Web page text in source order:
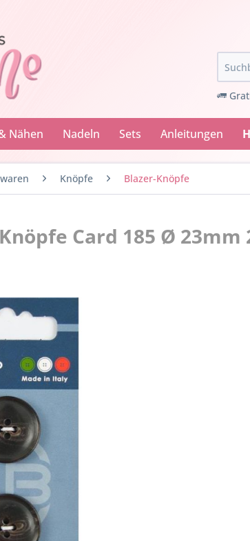
Nähen Nadeln Sets Anleitungen
Knöpfe Blazer-Knöpfe
Card 185 Ø 23mm